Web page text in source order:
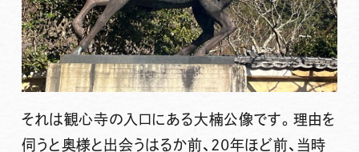
それは観心寺の入口にある大楠公像です。理由を
伺うと奥様と出会うはるか前、20年ほど前、当時